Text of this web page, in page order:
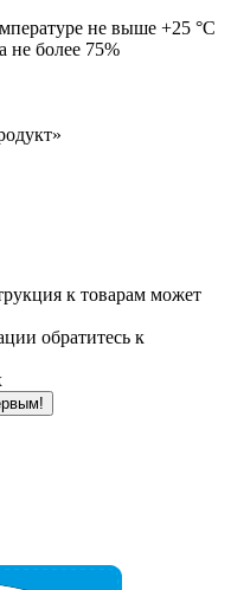
не выше +25 °С
не более 75%
к товарам может
обратитесь к